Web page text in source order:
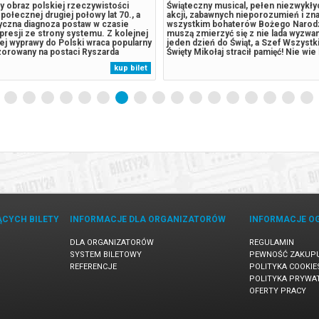
inspiracji do nowej powieści
podglądać mieszkających
i ich tajemniczą, piękna
Sylvie zatrudnia do pomocy w
młodego Adama, nie
że wkroczy on tak zdecydowanie w
przez nią braci. Adam
niebezpieczną granicę
przez Sylvie, a
kup bilet
Po nagrodzonym siedmioma
„Oppenheimerze” Christopher Nolan
kolejną epicką historię. „Odyseja” to
dzieła Homera, uznawanego za
najważniejszych utworów literatury
opowieść o podróży Odyseusza,
wrócić do rodzinnej Itaki po wonie
Język: angielski z polskimi napisami
reż. Christopher Nolan, USA, Wielka
2026,...
BILETY INFORMACJE DLA ORGANIZATORÓW
DLA ORGANIZATORÓW
SYSTEM BILETOWY
REFERENCJE
INFORMACJE
REGULAMIN
PEWNOŚĆ
POLITYKA
POLITYKA
OFERTY PRACY